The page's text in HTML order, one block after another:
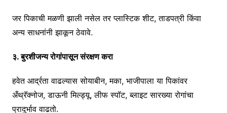
जर पिकाची मळणी झाली नसेल तर प्लास्टिक शीट, ताडपत्री किंवा
अन्य साधनांनी झाकून ठेवावे.
३. बुरशीजन्य रोगांपासून संरक्षण करा
हवेत आर्द्रता वाढल्यास सोयाबीन, मका, भाजीपाला या पिकांवर
अँथ्रॅक्नोज, डाऊनी मिल्ड्यू, लीफ स्पॉट, ब्लाइट सारख्या रोगांचा
प्रादुर्भाव वाढतो.